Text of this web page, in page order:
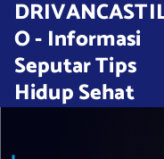
O - Informasi
Seputar Tips
Hidup Sehat